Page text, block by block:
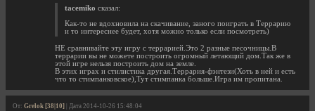
tacemiko сказал:
Как-то не вдохновила на скачивание, заного поиграть в Террарию
и то интереснее будет, хотя можно только если посмотреть)
НЕ сравнивайте эту игру с террарией.Это 2 разные песочницы.В
террарии вы не можете построить огромный летающий дом.Так же в
этой игре нельзя построить дом на земле.
В этих играх и стилистика другая.Террария-фэнтези(Хоть в ней и есть
что то стимпанковское),Тут стимпанка больше.Игра им пропитана.
От: Grelok [38|10] | Дата 2014-10-26 15:48:04